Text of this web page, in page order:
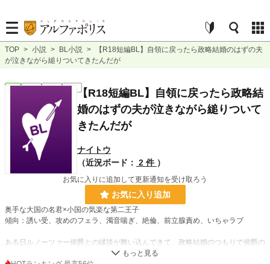
TOP > 小説 > BL小説 >
【R18短編BL】自領に戻ったら政略結婚のはずの夫
が泣きながら縋りついてきたんだが
BL 完結 短編 R18 【R18短編BL】自領に戻ったら政略結
婚のはずの夫が泣きながら縋りついて
きたんだが
ナイトウ
（近況ボード： 2 件 ）
お気に入りに追加して更新通知を受け取ろう
お気に入り追加
奥手な大国の名君×小国の気楽な第二王子
傾向：誘い受、攻めのフェラ、濁音喘ぎ、絶倫、前立腺責め、いちゃラブ
ある日ルノーツァー侯爵との縁談が舞い込んできて、政略結婚のつもりで侯爵の
レナルトと結婚したアントン。レナルトは即位後間もなくからその卓越した政治